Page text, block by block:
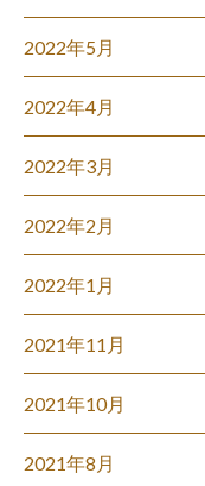
2022年5月
2022年4月
2022年3月
2022年2月
2022年1月
2021年11月
2021年10月
2021年8月